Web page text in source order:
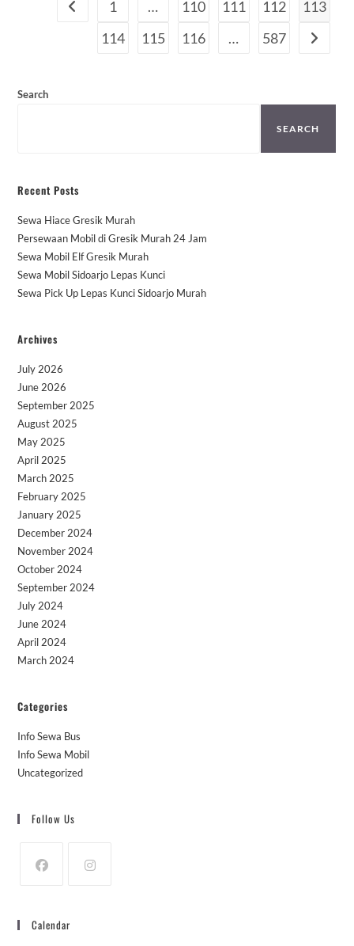
Go to the previous page
1 … 110 111 112
113
114
115 116 … 587 Go to
Search
SEARCH
Recent Posts
Sewa Hiace Gresik Murah
Persewaan Mobil di Gresik Murah 24 Jam
Sewa Mobil Elf Gresik Murah
Sewa Mobil Sidoarjo Lepas Kunci
Sewa Pick Up Lepas Kunci Sidoarjo Murah
Archives
July 2026
June 2026
September 2025
August 2025
May 2025
April 2025
March 2025
February 2025
January 2025
December 2024
November 2024
October 2024
September 2024
July 2024
June 2024
April 2024
March 2024
Categories
Info Sewa Bus
Info Sewa Mobil
Uncategorized
Follow Us
Calendar